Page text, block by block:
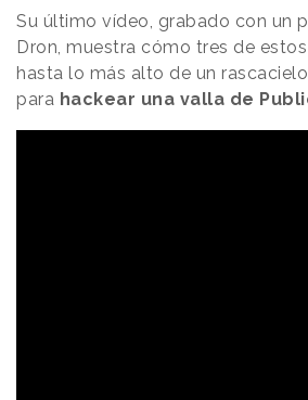
Su último vídeo, grabado con un
Dron, muestra cómo tres de
hasta lo más alto de un
para hackear una valla de